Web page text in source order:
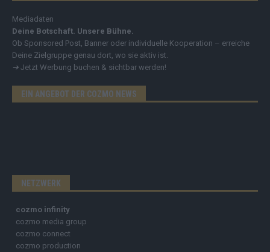
Mediadaten
Deine Botschaft. Unsere Bühne.
Ob Sponsored Post, Banner oder individuelle Kooperation – erreiche
Deine Zielgruppe genau dort, wo sie aktiv ist.
➔ Jetzt Werbung buchen & sichtbar werden!
EIN ANGEBOT DER COZMO NEWS
NETZWERK
cozmo infinity
cozmo media group
cozmo connect
cozmo production